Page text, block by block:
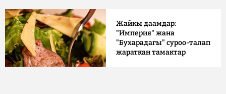
Жайкы даамдар:
"Империя" жана
"Бухарадагы" суроо-талап
жараткан тамактар